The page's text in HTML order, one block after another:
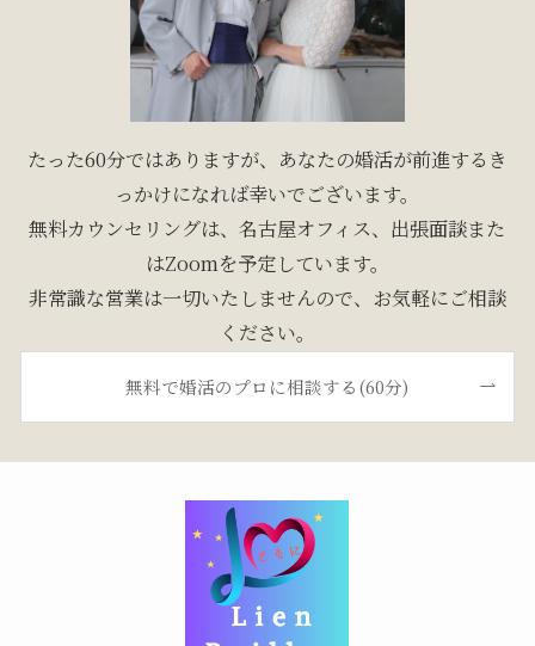
たった60分ではありますが、あなたの婚活が前進するき
っかけになれば幸いでございます。
無料カウンセリングは、名古屋オフィス、出張面談また
はZoomを予定しています。
非常識な営業は一切いたしませんので、お気軽にご相談
ください。
無料で婚活のプロに相談する(60分)